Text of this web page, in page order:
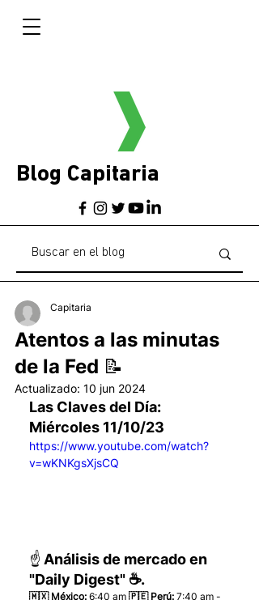
Blog Capitaria
Atentos a las minutas
de la Fed 📝
Capitaria
Actualizado: 10 jun 2024
Las Claves del Día:
Miércoles 11/10/23
https://www.youtube.com/watch?
v=wKNKgsXjsCQ
☝️ Análisis de mercado en
"Daily Digest" ☕.
🇲🇽 México: 6:40 am 🇵🇪 Perú: 7:40 am -